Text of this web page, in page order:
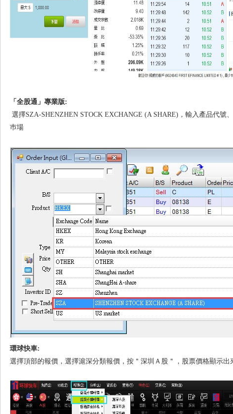
「全股通」專業版:
選擇SZA-SHENZHEN STOCK EXCHANGE (A SHARE)，輸入產品代號
巿場
環球快車:
選擇頂部的報價，選擇滬深分類報價，按＂深圳Ａ股＂，股票價格顯示出